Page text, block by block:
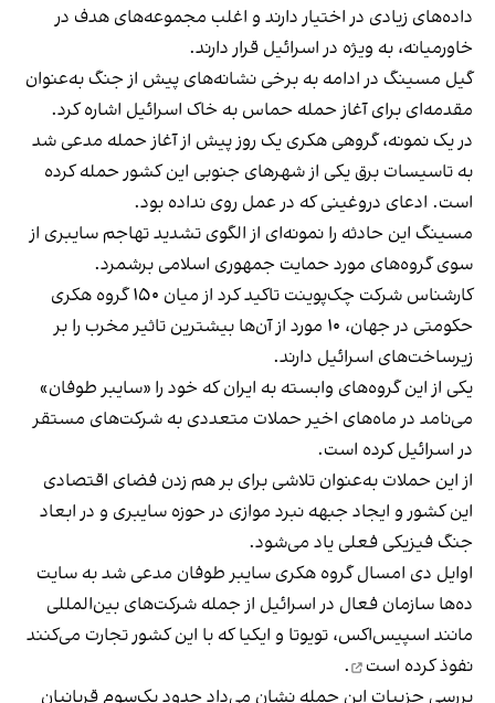
داده‌های زیادی در اختیار دارند و اغلب مجموعه‌های هدف در
خاورمیانه، به ویژه در اسرائیل قرار دارند.
گیل مسینگ در ادامه به برخی نشانه‌های پیش از جنگ به‌عنوان
مقدمه‌ای برای آغاز حمله حماس به خاک اسرائیل اشاره کرد.
در یک نمونه، گروهی هکری یک روز پیش از آغاز حمله مدعی شد
به تاسیسات برق یکی از شهرهای جنوبی این کشور حمله کرده
است. ادعای دروغینی که در عمل روی نداده بود.
مسینگ این حادثه را نمونه‌ای از الگوی تشدید تهاجم سایبری از
سوی گروه‌های مورد حمایت جمهوری اسلامی برشمرد.
کارشناس شرکت چک‌پوینت تاکید کرد از میان ۱۵۰ گروه هکری
حکومتی در جهان، ۱۰ مورد از آن‌ها بیشترین تاثیر مخرب را بر
زیرساخت‌های اسرائیل دارند.
یکی از این گروه‌های وابسته به ایران که خود را «سايبر طوفان»
می‌نامد در ماه‌های اخیر حملات متعددی به شرکت‌های مستقر
در اسرائیل کرده است.
از این حملات به‌عنوان تلاشی برای بر هم زدن فضای اقتصادی
این کشور و ایجاد جبهه نبرد موازی در حوزه سایبری و در ابعاد
جنگ فیزیکی فعلی یاد می‌شود.
اوایل دی امسال گروه هکری سایبر طوفان مدعی شد به سایت
ده‌ها سازمان فعال در اسرائیل از جمله شرکت‌های بین‌المللی
مانند اسپیس‌اکس، تویوتا و ایکیا که با این کشور تجارت می‌کنند
نفوذ کرده است
.
بررسی جزییات این حمله نشان می‌داد حدود یک‌سوم قربانیان